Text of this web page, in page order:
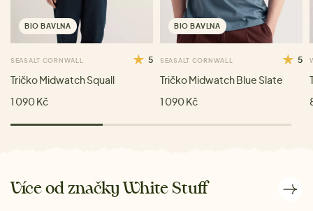
BIO BAVLNA
SEASALT CORNWALL 5
Tričko Midwatch Squall
1 090 Kč
BIO BAVLNA
SEASALT CORNWALL 5
Tričko Midwatch Blue Slate
1 090 Kč
Více od značky White Stuff